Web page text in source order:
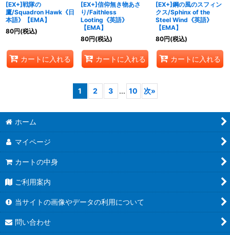
[EX+]戦隊の
鷹/Squadron Hawk《日
本語》【EMA】
80円(税込)
カートに入れる
[EX+]信仰無き物あさ
り/Faithless
Looting《英語》
【EMA】
80円(税込)
カートに入れる
[EX+]鋼の風のスフィン
クス/Sphinx of the
Steel Wind《英語》
【EMA】
80円(税込)
カートに入れる
1 2 3 ... 10 次»
ホーム
マイページ
カートの中身
ご利用案内
当サイトの画像やデータの利用について
問い合わせ